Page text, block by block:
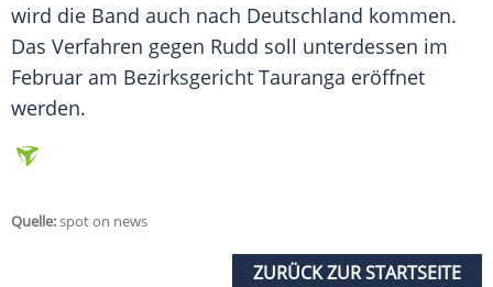
wird die Band auch nach Deutschland kommen.
Das Verfahren gegen Rudd soll unterdessen im
Februar am Bezirksgericht Tauranga eröffnet
werden.
Quelle:spot on news
ZURÜCK ZUR STARTSEITE